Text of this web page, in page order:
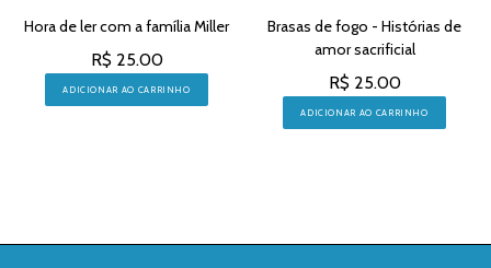
Hora de ler com a família Miller
R$ 25.00
ADICIONAR AO CARRINHO
Brasas de fogo - Histórias de
amor sacrificial
R$ 25.00
ADICIONAR AO CARRINHO